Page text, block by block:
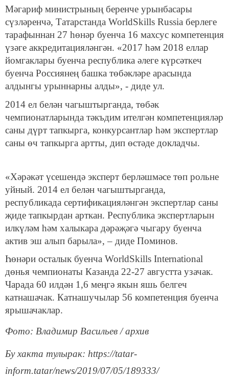
Мәгариф министрының беренче урынбасары
сүзләренчә, Татарстанда WorldSkills Russia берлеге
тарафыннан 27 һөнәр буенча 16 махсус компетенция
үзәге аккредитацияләнгән. «2017 һәм 2018 еллар
йомгаклары буенча республика әлеге күрсәткеч
буенча Россиянең башка төбәкләре арасында
алдынгы урыннарны алды», - диде ул.
2014 ел белән чагыштырганда, төбәк
чемпионатларында тәкъдим ителгән компетенцияләр
саны дүрт тапкырга, конкурсантлар һәм экспертлар
саны өч тапкырга артты, дип өстәде докладчы.
«Хәрәкәт үсешендә эксперт берләшмәсе төп рольне
уйный. 2014 ел белән чагыштырганда,
республикада сертификацияләнгән экспертлар саны
җиде тапкырдан арткан. Республика экспертларын
илкүләм һәм халыкара дәрәҗәгә чыгару буенча
актив эш алып барыла», – диде Поминов.
Һөнәри осталык буенча WorldSkills International
дөнья чемпионаты Казанда 22-27 августта узачак.
Чарада 60 илдән 1,6 меңгә якын яшь белгеч
катнашачак. Катнашучылар 56 компетенция буенча
ярышачаклар.
Фото: Владимир Васильев / архив
Бу хакта тулырак: https://tatar-
inform.tatar/news/2019/07/05/189333/